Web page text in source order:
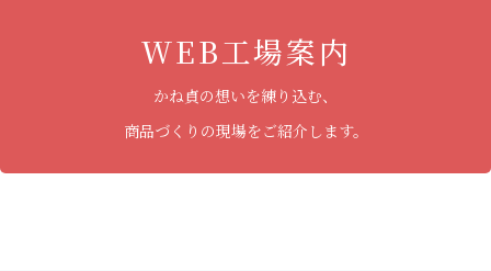
WEB工場案内
かね貞の想いを練り込む、
商品づくりの現場をご紹介します。